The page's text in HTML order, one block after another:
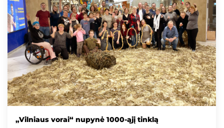
„Vilniaus vorai“ nupynė 1000-ąjį tinklą